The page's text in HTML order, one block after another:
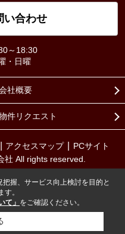
い合わせ
～18:30
・日曜
社概要
件リクエスト
アクセスマップ
PCサイト
社 All rights reserved.
握、サービス向上検討を目的と
。
て」 をご確認ください。